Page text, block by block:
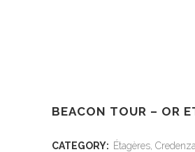
BEACON TOUR – OR
CATEGORY: Étagères,